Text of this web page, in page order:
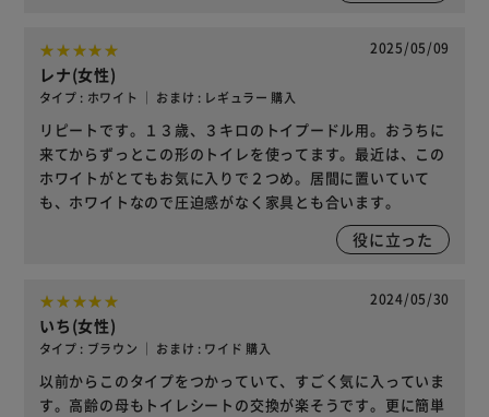
2025/05/09
レナ(女性)
タイプ : ホワイト ｜ おまけ : レギュラー 購入
リピートです。１３歳、３キロのトイプードル用。おうちに
来てからずっとこの形のトイレを使ってます。最近は、この
ホワイトがとてもお気に入りで２つめ。居間に置いていて
も、ホワイトなので圧迫感がなく家具とも合います。
役に立った
2024/05/30
いち(女性)
タイプ : ブラウン ｜ おまけ : ワイド 購入
以前からこのタイプをつかっていて、すごく気に入っていま
す。高齢の母もトイレシートの交換が楽そうです。更に簡単